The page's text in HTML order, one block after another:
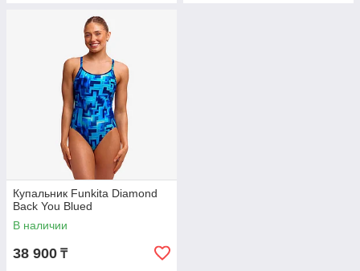
Купальник Funkita Diamond
Back You Blued
В наличии
38 900 ₸